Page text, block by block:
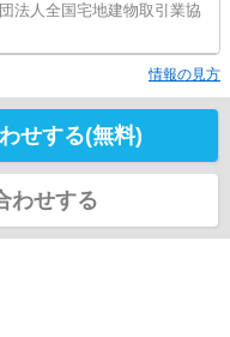
法人全国宅地建物取引業協
情報の見方
せする(無料)
わせする